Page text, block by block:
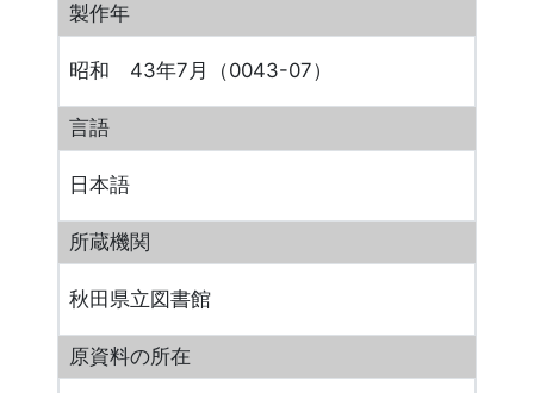
製作年
昭和 43年7月（0043-07）
言語
日本語
所蔵機関
秋田県立図書館
原資料の所在